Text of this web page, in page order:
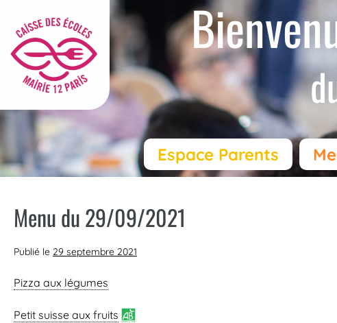
Espace Parents
Menu du 29/09/2021
Publié le 29 septembre 2021
Pizza aux légumes
Petit suisse aux fruits